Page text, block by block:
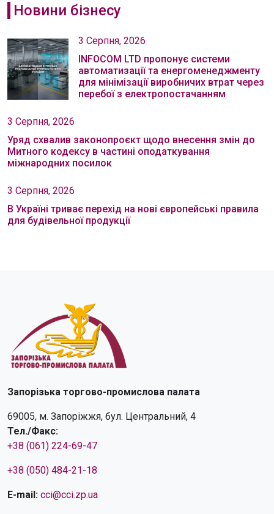
Новини бізнесу
3 Серпня, 2026
INFOCOM LTD пропонує системи
автоматизації та енергоменеджменту
для мінімізації виробничих втрат через
перебої з електропостачанням
3 Серпня, 2026
Уряд схвалив законопроєкт щодо внесення змін до
Митного кодексу в частині оподаткування
міжнародних посилок
3 Серпня, 2026
В Україні триває перехід на нові європейські правила
для будівельної продукції
Запорізька торгово-промислова палата
69005, м. Запоріжжя, бул. Центральний, 4
Тел./Факс:
+38 (061) 224-69-47
+38 (050) 484-21-18
E-mail: cci@cci.zp.ua